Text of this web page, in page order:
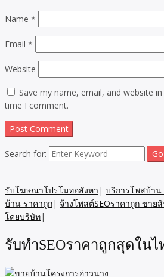
Name *
Email *
Website
Save my name, email, and website
time I comment.
Search for:
รับโฆษณาโปรโมทอสังหา | บริการโพสบ้าน
บ้าน ราคาถูก| จ้างโพสต์SEOราคาถูก ขาย
โดยบริษัท|
รับทำSEOราคาถูกสุดในไ